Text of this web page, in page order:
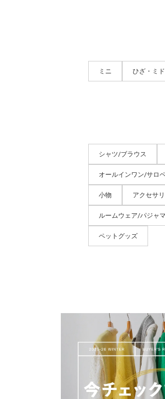
ミニ ひざ・ミ
シャツ/ブラウス
オールインワン/サロ
小物 アクセサ
ルームウェア/パジャマ
ペットグッズ